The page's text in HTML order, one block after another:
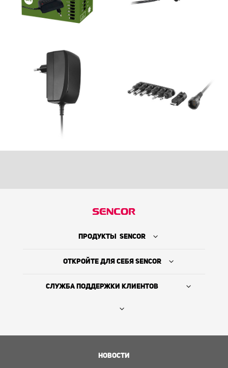
ПРОДУКТЫ SENCOR
ОТКРОЙТЕ ДЛЯ СЕБЯ SENCOR
СЛУЖБА ПОДДЕРЖКИ КЛИЕНТОВ
НОВОСТИ